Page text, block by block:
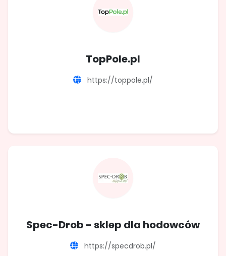
TopPole.pl
https://toppole.pl/
Spec-Drob - sklep dla hodowców
https://specdrob.pl/